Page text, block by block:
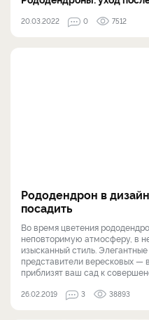
20.03.2022 0 7512
Рододендрон в
посадить
Во время цветения
неповторимую атмосферу, в
изысканный стиль.
представители вересковых
приблизят ваш сад к
26.02.2019 3 38893